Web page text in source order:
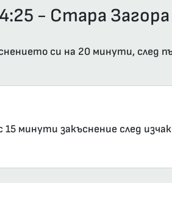
- Стара Загора
си на 20 минути, след
минути закъснение след